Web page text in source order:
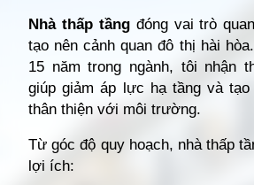
Nhà thấp tầngđóng vai trò
tạo nên cảnh quan đô thị hài
15 năm trong ngành, tôi nhận
giúp giảm áp lực hạ tầng và tạo
thân thiện với môi trường.
Từ góc độ quy hoạch, nhà thấp
lợi ích: